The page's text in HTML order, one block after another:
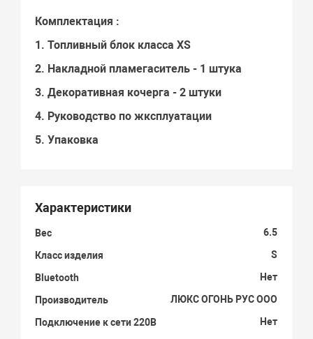
Комплектация :
1. Топливный блок класса XS
2. Накладной пламегаситель - 1 штука
3. Декоративная кочерга - 2 штуки
4. Руководство по жксплуатации
5. Упаковка
Характеристики
Вес 6.5
Класс изделия S
Bluetooth Нет
Производитель ЛЮКС ОГОНЬ РУС ООО
Подключение к сети 220В
Нет